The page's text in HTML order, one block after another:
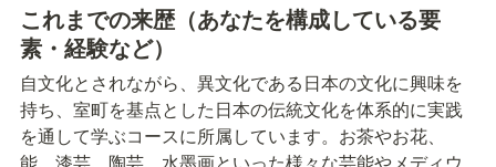
これまでの来歴（あなたを構成している要
素・経験など）
自文化とされながら、異文化である日本の文化に興味を
持ち、室町を基点とした日本の伝統文化を体系的に実践
を通して学ぶコースに所属しています。お茶やお花、
能、漆芸、陶芸、水墨画といった様々な芸能やメディウ